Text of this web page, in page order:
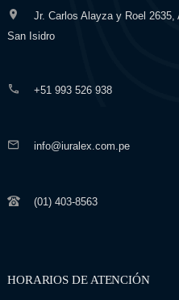
Jr. Carlos Alayza y Roel
San Isidro
+51 993 526 938
info@iuralex.com.pe
(01) 403-8563
HORARIOS DE ATENCIÓN